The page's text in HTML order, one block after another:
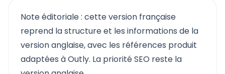
Note éditoriale : cette version française
reprend la structure et les informations de la
version anglaise, avec les références produit
adaptées à Outly. La priorité SEO reste la